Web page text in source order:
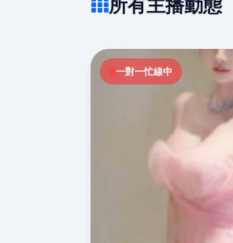
一對一忙線中